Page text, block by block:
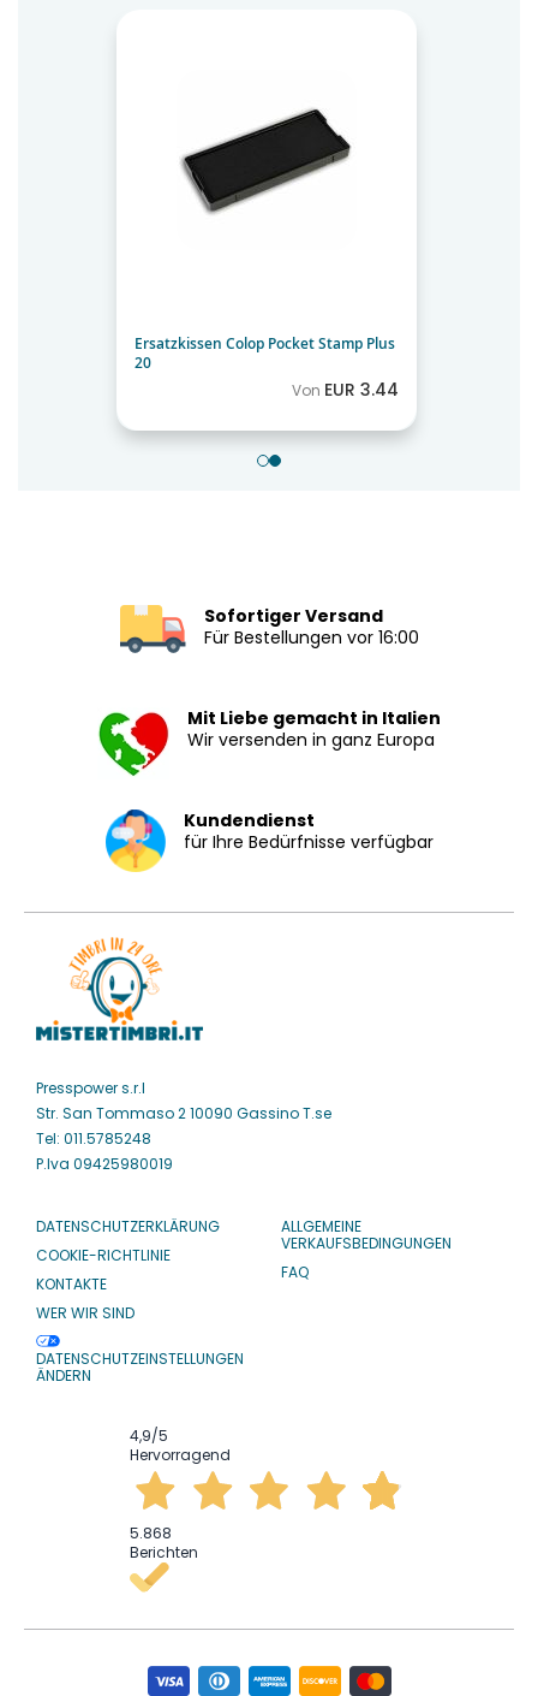
Stempelplatte 38x14mm
Sofortiger Versand
Für Bestellungen vor 16:00
Mit Liebe gemacht in Italien
Wir versenden in ganz Europa
Kundendienst
für Ihre Bedürfnisse verfügbar
Presspower s.r.l
Str. San Tommaso 2 10090 Gassino T.se
Tel: 011.5785248
P.Iva 09425980019
DATENSCHUTZERKLÄRUNG
COOKIE-RICHTLINIE
KONTAKTE
WER WIR SIND
DATENSCHUTZEINSTELLUNGEN
ÄNDERN
ALLGEMEINE
VERKAUFSBEDINGUNGEN
FAQ
4,9/5
Hervorragend
5.868
Berichten